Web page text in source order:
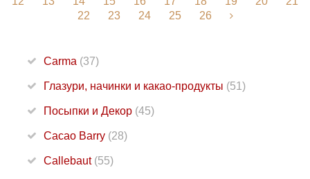
22
23 24 25 26
Carma (37)
Глазури, начинки и какао-продукты (51)
Посыпки и Декор (45)
Cacao Barry (28)
Callebaut (55)